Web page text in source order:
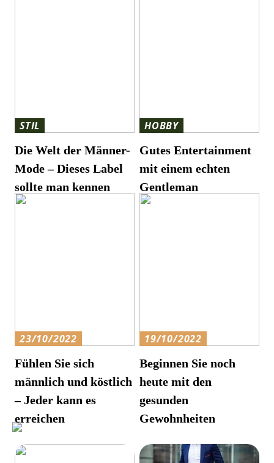
STIL
Die Welt der Männer-
Mode – Dieses Label
sollte man kennen
HOBBY
Gutes Entertainment
mit einem echten
Gentleman
23/10/2022
Fühlen Sie sich
männlich und köstlich
– Jeder kann es
erreichen
19/10/2022
Beginnen Sie noch
heute mit den
gesunden
Gewohnheiten